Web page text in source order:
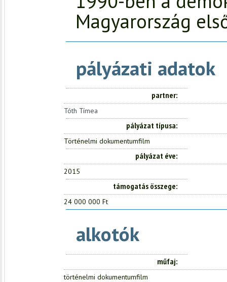
Magyarország
pályázati adatok
partner
Tóth Tímea
pályázat típusa
Történelmi dokumentumfilm
pályázat éve
2015
támogatás összege
24 000 000 Ft
alkotók
műfaj
történelmi dokumentumfilm